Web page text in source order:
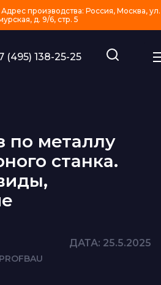
производства: Россия, Москва, ул.
д. 9/6, стр. 5
(495) 138-25-25
по металлу
станка.
ДАТА: 25.5.2025